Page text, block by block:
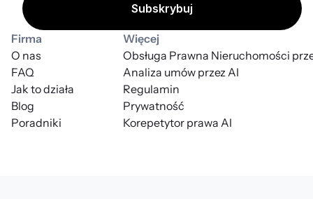
Firma
O nas
FAQ
Jak to działa
Blog
Poradniki
Więcej
Regulamin
Analiza umów przez AI
Korepetytor prawa AI
Prywatność
Obsługa Prawna Nieruchomości